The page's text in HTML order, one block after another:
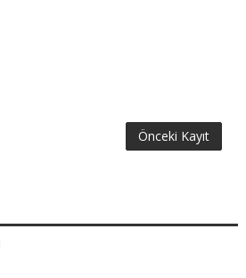
Önceki Kayıt